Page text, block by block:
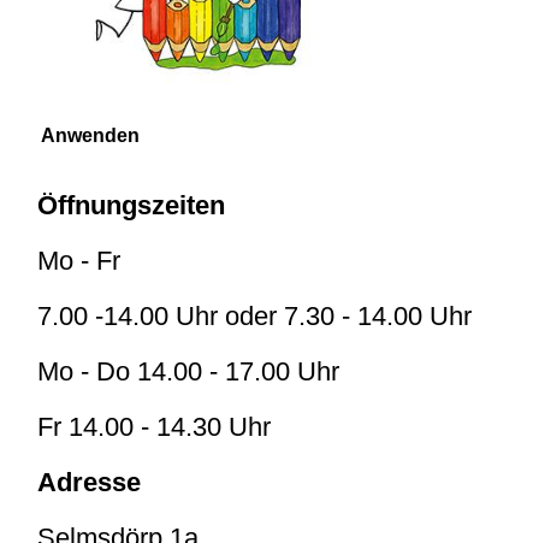
Öffnungszeiten
Mo - Fr
7.00 -14.00 Uhr oder 7.30 - 14.00 Uhr
Mo - Do 14.00 - 17.00 Uhr
Fr 14.00 - 14.30 Uhr
Adresse